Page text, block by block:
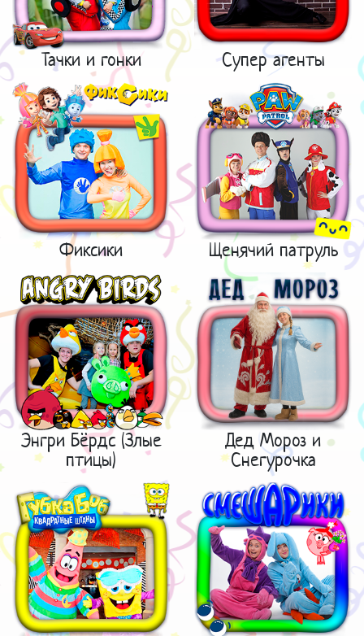
Тачки и гонки Супер агенты
Фиксики Щенячий патруль
Энгри Бёрдс (Злые
птицы)
Дед Мороз и
Снегурочка